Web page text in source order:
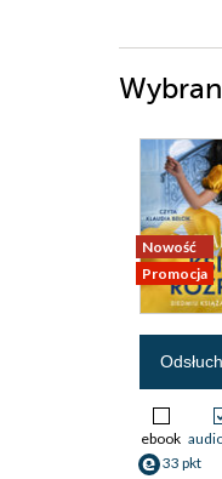
Nowość
Promocja
ebook
33 pkt